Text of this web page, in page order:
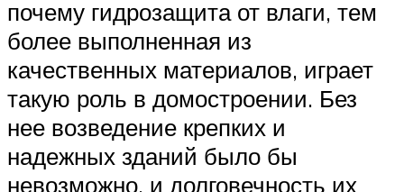
почему гидрозащита от влаги, тем
более выполненная из
качественных материалов, играет
такую роль в домостроении. Без
нее возведение крепких и
надежных зданий было бы
невозможно, и долговечность их